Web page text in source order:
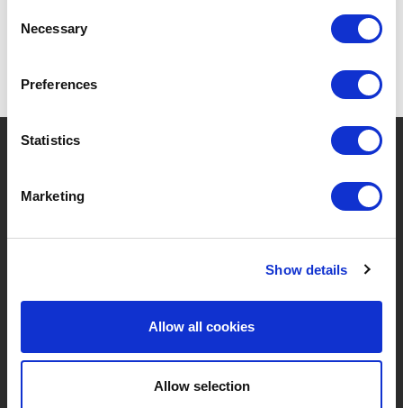
Selection
Necessary
Preferences
Statistics
Marketing
Show details
Allow all cookies
Allow selection
? Hebt u hulp nodig?
MERKEN & PRODUCTEN OVER LIVWISE
Ons Team